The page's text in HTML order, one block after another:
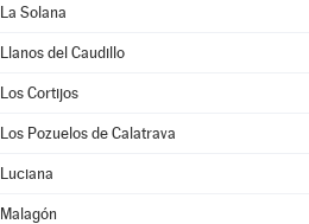
La Solana
Llanos del Caudillo
Los Cortijos
Los Pozuelos de Calatrava
Luciana
Malagón